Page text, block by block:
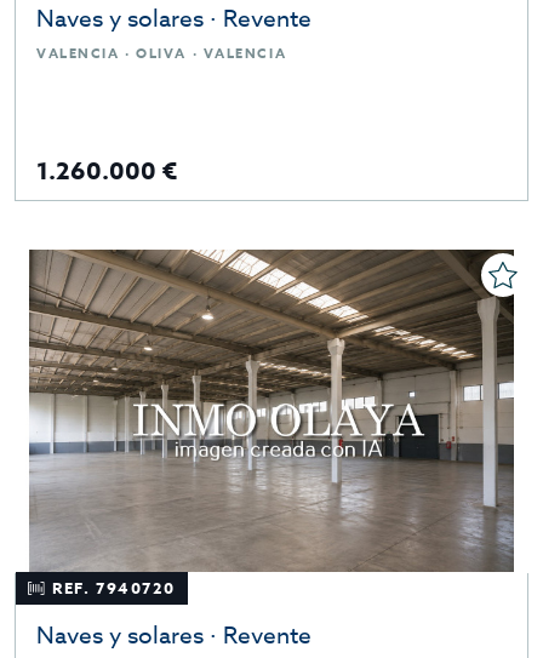
Naves y solares · Revente
VALENCIA · OLIVA · VALENCIA
1.260.000 €
REF. 7940720
Naves y solares · Revente